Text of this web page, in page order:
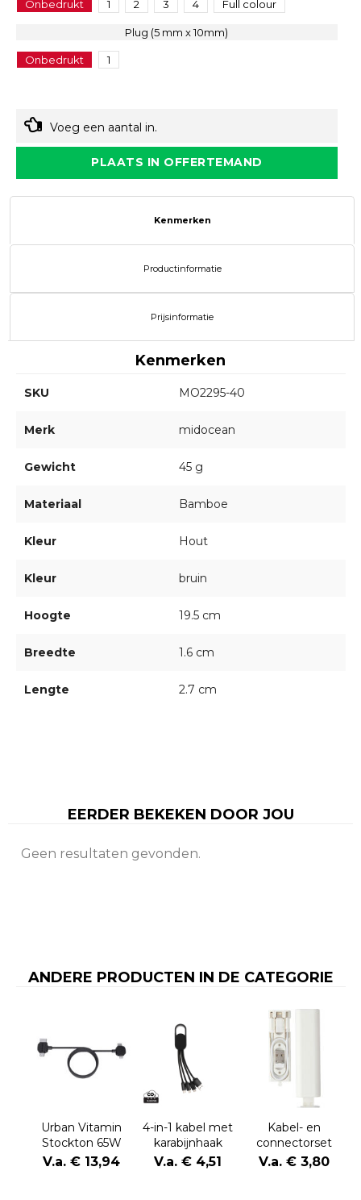
Onbedrukt 1 2 3 4 Full colour
Plug (5 mm x 10mm)
Onbedrukt 1
Voeg een aantal in.
PLAATS IN OFFERTEMAND
Kenmerken
Productinformatie
Prijsinformatie
Kenmerken
SKU MO2295-40
Merk midocean
Gewicht 45 g
Materiaal Bamboe
Kleur Hout
Kleur bruin
Hoogte 19.5 cm
Breedte 1.6 cm
Lengte 2.7 cm
EERDER BEKEKEN DOOR JOU
Geen resultaten gevonden.
ANDERE PRODUCTEN IN DE CATEGORIE
Urban Vitamin
Stockton 65W
gerecycled
TPE/PET magn.
V.a. € 13,94
4-in-1 kabel met
karabijnhaak
V.a. € 4,51
Kabel- en
connectorset
Uwe | Kunststof
| USB-C | 480
V.a. € 3,80